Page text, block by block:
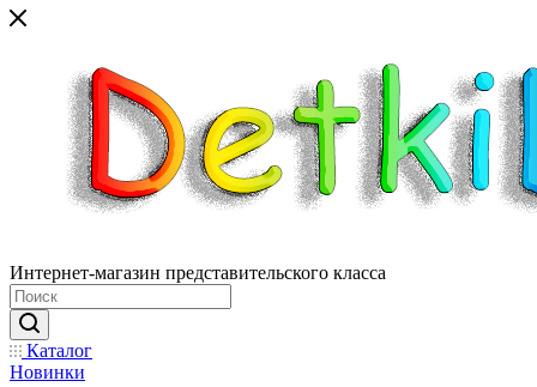
Интернет-магазин представительского класса
Каталог
Новинки